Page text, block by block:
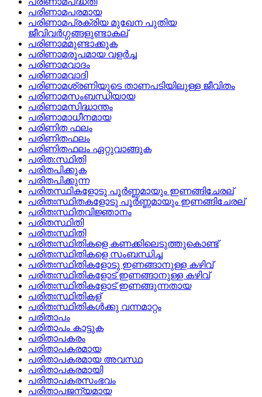
പരിണാമപരമായ
പരിണാമപ്രക്രിയ മുഖേന പുതിയ
ജീവിവര്‍ഗ്ഗങ്ങളുണ്ടാകല്
പരിണാമമുണ്ടാക്കുക
പരിണാമരൂപമായ വളര്‍ച്ച
പരിണാമവാദം
പരിണാമവാദി
പരിണാമശ്രണിയുടെ താണപടിയിലുള്ള ജീവിതം
പരിണാമസംബന്ധിയായ
പരിണാമസിദ്ധാന്തം
പരിണാമാധീനമായ
പരിണിത ഫലം
പരിണിതഫലം
പരിണിതഫലം ഏറ്റുവാങ്ങുക
പരിത:സ്ഥിതി
പരിതപിക്കുക
പരിതപിക്കുന്ന
പരിതസ്ഥികളോടു പൂര്‍ണ്ണമായും ഇണങ്ങിചേരല്
പരിതഃസ്ഥിതകളോടു പൂര്‍ണ്ണമായും ഇണങ്ങിചേരല്
പരിതഃസ്ഥിതവിജ്ഞാനം
പരിതസ്ഥിതി
പരിതഃസ്ഥിതി
പരിതഃസ്ഥിതികളെ കണക്കിലെടുത്തുകൊണ്ട്
പരിതഃസ്ഥിതികളെ സംബന്ധിച്ച
പരിതഃസ്ഥിതികളോടു ഇണങ്ങാനുള്ള കഴിവ്
പരിതഃസ്ഥിതികളോട്‌ ഇണങ്ങാനുള്ള കഴിവ്
പരിതഃസ്ഥിതികളോട്‌ ഇണങ്ങുന്നതായ
പരിതഃസ്ഥിതികള്
പരിതഃസ്ഥിതികള്‍ക്കു വന്നമാറ്റം
പരിതാപം
പരിതാപം കാട്ടുക
പരിതാപകരം
പരിതാപകരമായ
പരിതാപകരമായ അവസ്ഥ
പരിതാപകരമായി
പരിതാപകരസംഭവം
പരിതാപജന്യമായ